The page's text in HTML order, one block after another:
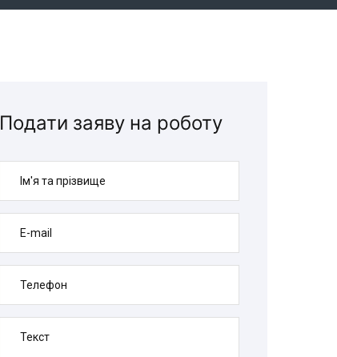
Подати заяву на роботу
Ім'я та прізвище
E-mail
Телефон
Текст